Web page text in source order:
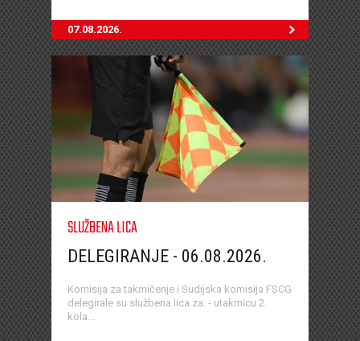
07.08.2026.
SLUŽBENA LICA
DELEGIRANJE - 06.08.2026.
Komisija za takmičenje i Sudijska komisija FSCG
delegirale su službena lica za: - utakmicu 2.
kola...